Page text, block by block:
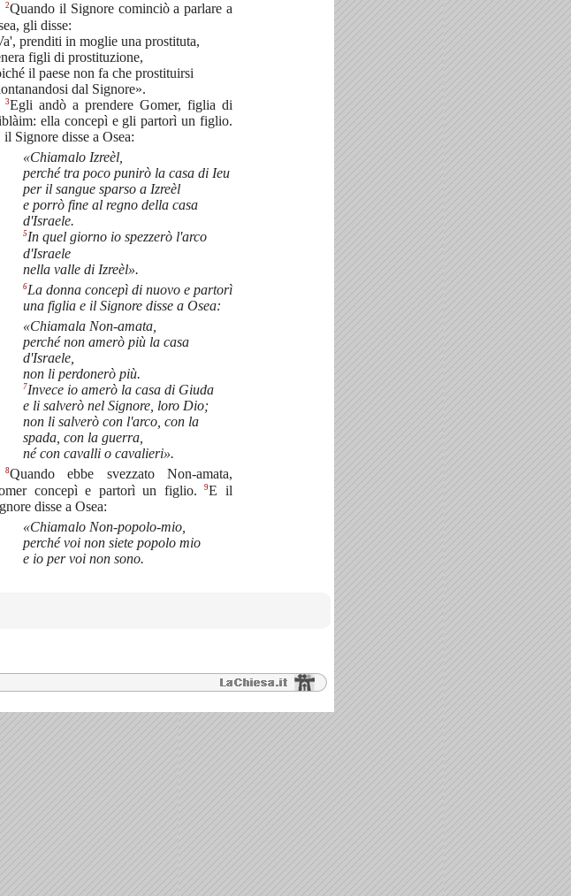
2Quando il Signore cominciò a parlare a
gli disse:
prenditi in moglie una prostituta,
figli di prostituzione,
il paese non fa che prostituirsi
dal Signore».
3Egli andò a prendere Gomer, figlia di
ella concepì e gli partorì un figlio.
il Signore disse a Osea:
«Chiamalo Izreèl,
perché tra poco punirò la casa di Ieu
per il sangue sparso a Izreèl
e porrò fine al regno della casa
d'Israele.
5In quel giorno io spezzerò l'arco
d'Israele
nella valle di Izreèl».
6La donna concepì di nuovo e partorì
una figlia e il Signore disse a Osea:
«Chiamala Non-amata,
perché non amerò più la casa
d'Israele,
non li perdonerò più.
7Invece io amerò la casa di Giuda
e li salverò nel Signore, loro Dio;
non li salverò con l'arco, con la
spada, con la guerra,
né con cavalli o cavalieri».
8Quando ebbe svezzato Non-amata,
concepì e partorì un figlio.9E il
disse a Osea:
«Chiamalo Non-popolo-mio,
perché voi non siete popolo mio
e io per voi non sono.